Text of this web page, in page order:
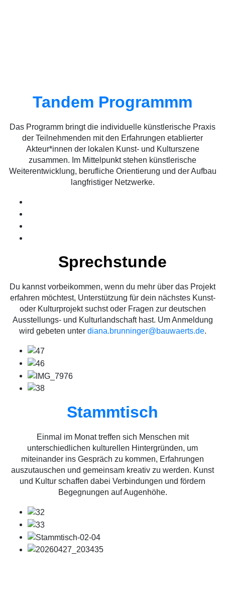
Tandem Programmm
Das Programm bringt die individuelle künstlerische Praxis
der Teilnehmenden mit den Erfahrungen etablierter
Akteur*innen der lokalen Kunst- und Kulturszene
zusammen. Im Mittelpunkt stehen künstlerische
Weiterentwicklung, berufliche Orientierung und der Aufbau
langfristiger Netzwerke.
Sprechstunde
Du kannst vorbeikommen, wenn du mehr über das Projekt
erfahren möchtest, Unterstützung für dein nächstes Kunst-
oder Kulturprojekt suchst oder Fragen zur deutschen
Ausstellungs- und Kulturlandschaft hast. Um Anmeldung
wird gebeten unter diana.brunninger@bauwaerts.de.
Stammtisch
Einmal im Monat treffen sich Menschen mit
unterschiedlichen kulturellen Hintergründen, um
miteinander ins Gespräch zu kommen, Erfahrungen
auszutauschen und gemeinsam kreativ zu werden. Kunst
und Kultur schaffen dabei Verbindungen und fördern
Begegnungen auf Augenhöhe.